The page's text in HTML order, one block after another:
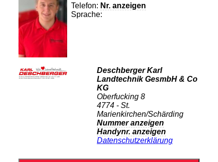
Telefon: Nr. anzeigen
Sprache:
Deschberger Karl
Landtechnik GesmbH & Co
KG
Oberfucking 8
4774 - St.
Marienkirchen/Schärding
Nummer anzeigen
Handynr. anzeigen
Datenschutzerklärung